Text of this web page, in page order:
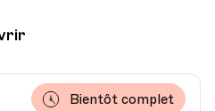
Bientôt complet